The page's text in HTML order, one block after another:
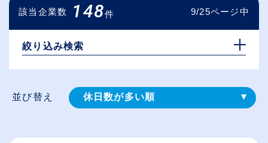
該当企業数 148件 9/25ページ中
絞り込み検索
並び替え 休日数が多い順